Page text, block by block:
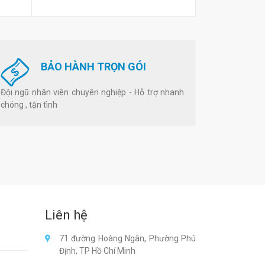
BẢO HÀNH TRỌN GÓI
Đội ngũ nhân viên chuyên nghiệp - Hỗ trợ nhanh
chóng , tận tình
Liên hệ
71 đường Hoàng Ngân, Phường Phú
Định, TP Hồ Chí Minh